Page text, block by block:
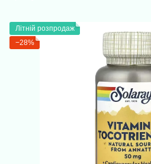
Літній розпродаж
−28%